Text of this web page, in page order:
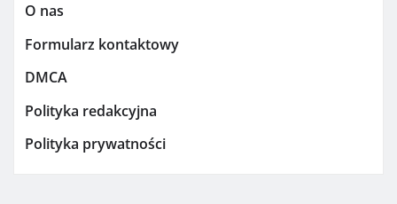
O nas
Formularz kontaktowy
DMCA
Polityka redakcyjna
Polityka prywatności